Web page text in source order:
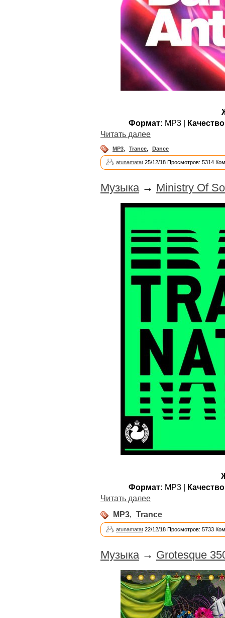
Формат: MP3 |
Читать далее
MP3 Trance Dance
atunamatat 25/12/18 Просмотров: 5314
Музыка → Ministry Of
Формат: MP3 |
Читать далее
MP3, Trance
atunamatat 22/12/18 Просмотров: 5733
Музыка → Grotesque